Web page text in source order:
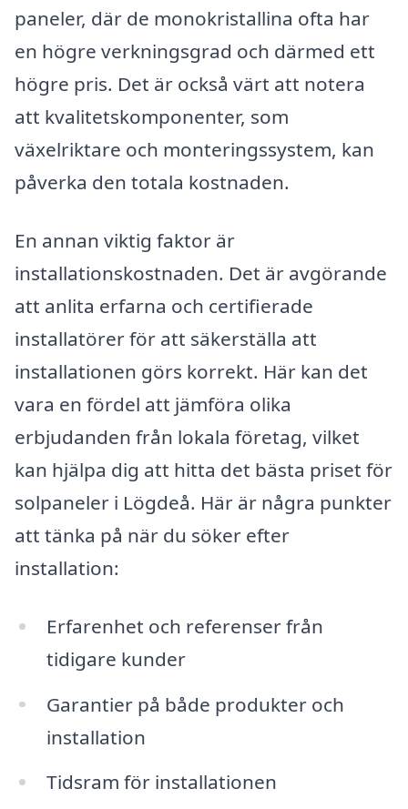
paneler, där de monokristallina ofta har
en högre verkningsgrad och därmed ett
högre pris. Det är också värt att notera
att kvalitetskomponenter, som
växelriktare och monteringssystem, kan
påverka den totala kostnaden.
En annan viktig faktor är
installationskostnaden. Det är avgörande
att anlita erfarna och certifierade
installatörer för att säkerställa att
installationen görs korrekt. Här kan det
vara en fördel att jämföra olika
erbjudanden från lokala företag, vilket
kan hjälpa dig att hitta det bästa priset för
solpaneler i Lögdeå. Här är några punkter
att tänka på när du söker efter
installation:
Erfarenhet och referenser från
tidigare kunder
Garantier på både produkter och
installation
Tidsram för installationen